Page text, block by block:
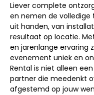
Liever complete
en nemen de
uit handen, van
resultaat op locatie.
en jarenlange ervaring
evenement uniek en
Rental is niet alleen
partner die meedenkt
afgestemd op jouw